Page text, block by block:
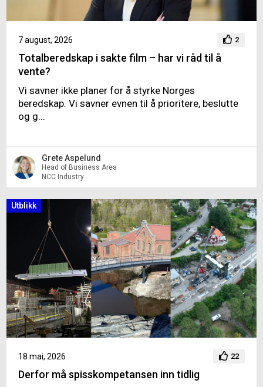
7 august, 2026 2
Totalberedskap i sakte film – har vi råd til å
vente?
Vi savner ikke planer for å styrke Norges
beredskap. Vi savner evnen til å prioritere, beslutte
og g...
Grete Aspelund
Head of Business Area
NCC Industry
Utblikk
18 mai, 2026 22
Derfor må spisskompetansen inn tidlig